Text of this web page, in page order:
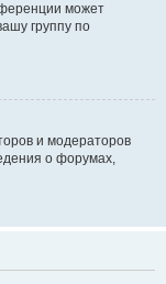
может
группу по
и модераторов
о форумах,